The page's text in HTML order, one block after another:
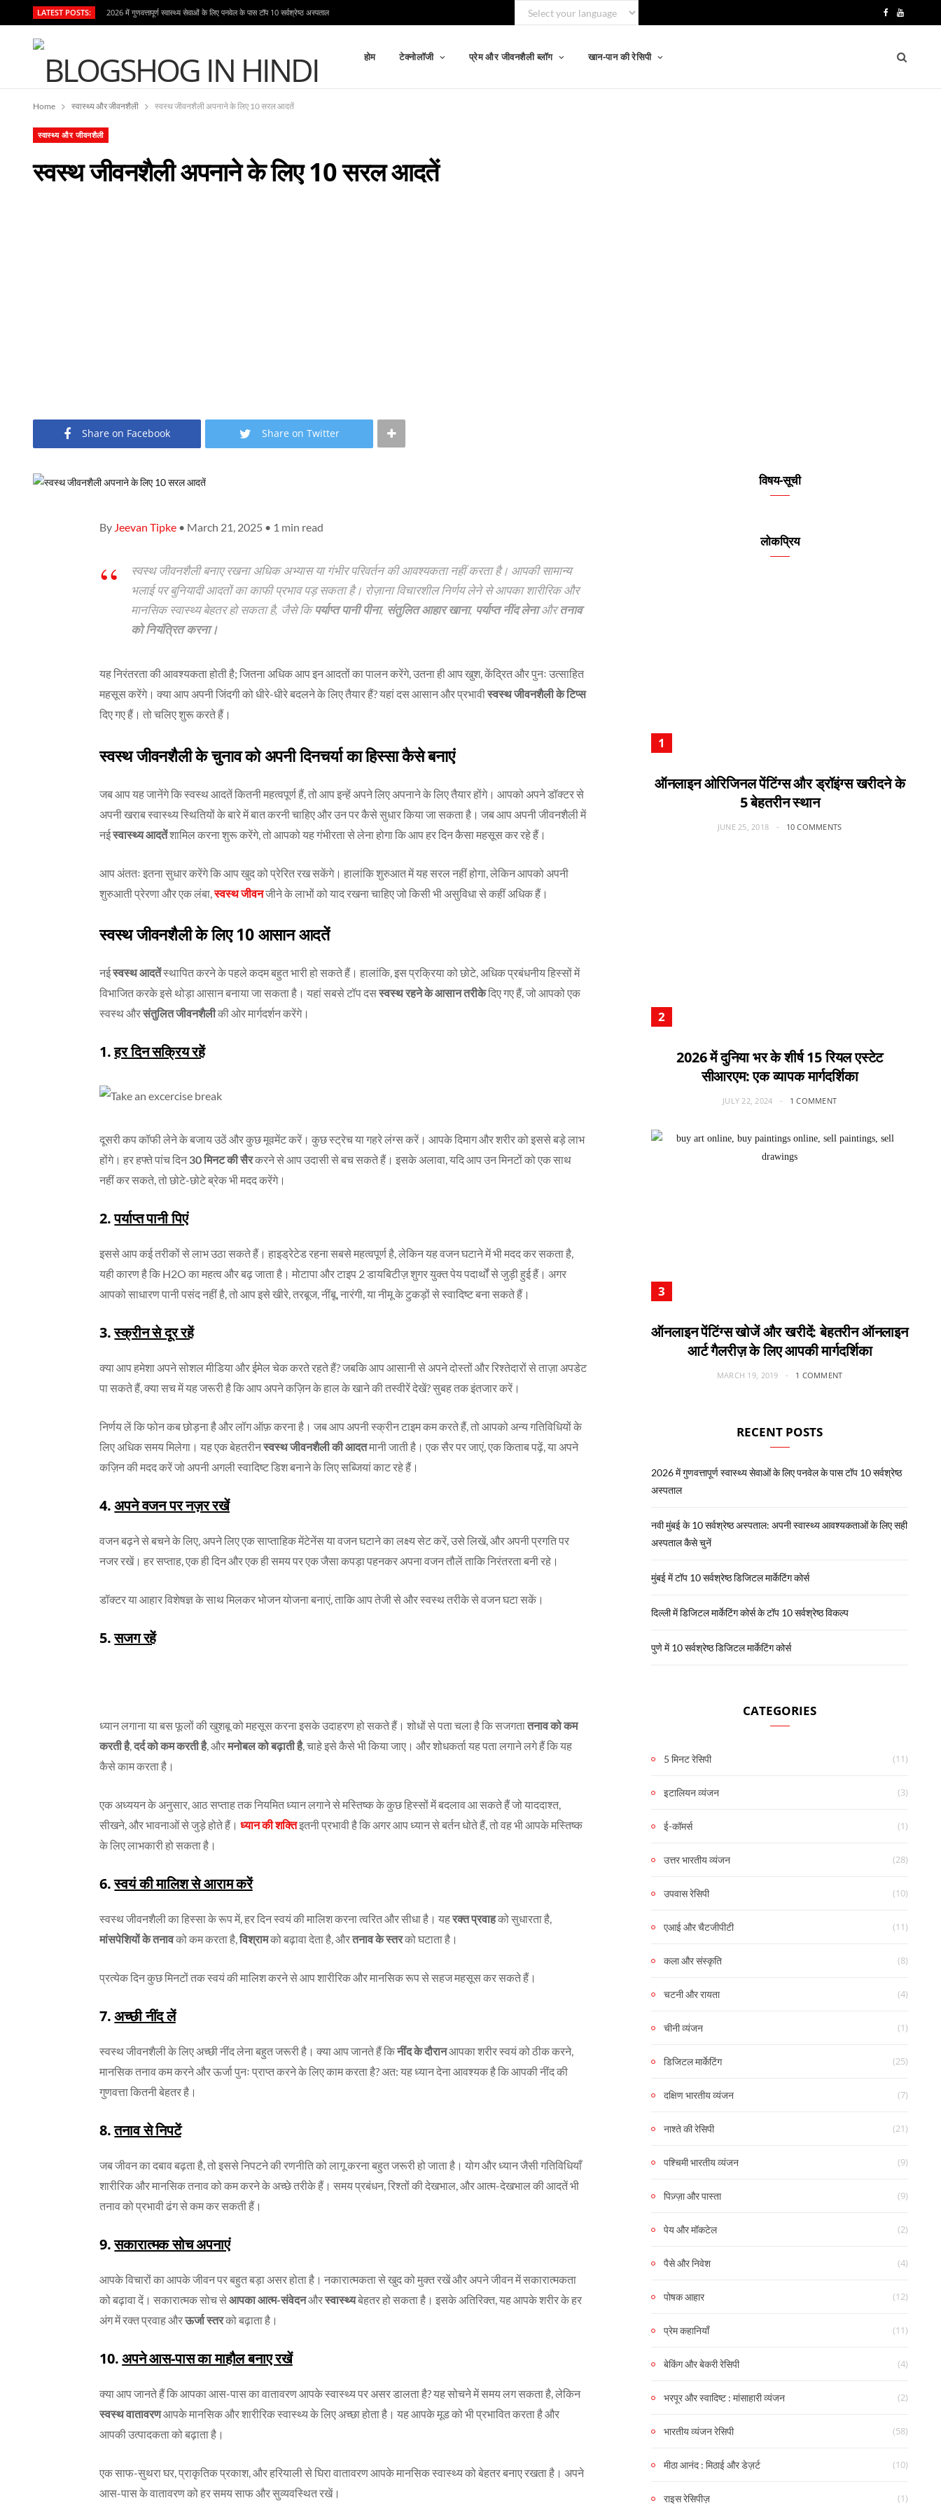
LATEST POSTS: 2026 में गुणवत्तापूर्ण स्वास्थ्य सेवाओं के लिए पनवेल के पास टॉप 10 सर्वश्रेष्ठ अस्पताल
e
Y
u
T
होम टेक्नोलॉजी प्रेम और जीवनशैली ब्लॉग खान-पान की रेसिपी
Home स्वास्थ्य और जीवनशैली स्वस्थ जीवनशैली अपनाने के लिए 10 सरल आदतें
स्वास्थ्य और जीवनशैली
स्वस्थ जीवनशैली अपनाने के लिए 10 सरल आदतें
Share on Facebook Share on Twitter
By Jeevan Tipke• March 21, 2025 • 1 min read
स्वस्थ जीवनशैली बनाए रखना अधिक अभ्यास या गंभीर परिवर्तन की आवश्यकता नहीं करता है। आपकी सामान्य
भलाई पर बुनियादी आदतों का काफी प्रभाव पड़ सकता है। रोज़ाना विचारशील निर्णय लेने से आपका शारीरिक और
मानसिक स्वास्थ्य बेहतर हो सकता है, जैसे किपर्याप्त पानी पीना, संतुलित आहार खाना, पर्याप्त नींद लेनाऔरतनाव
को नियंत्रित करना।
यह निरंतरता की आवश्यकता होती है; जितना अधिक आप इन आदतों का पालन करेंगे, उतना ही आप खुश, केंद्रित और पुनः उत्साहित
महसूस करेंगे। क्या आप अपनी जिंदगी को धीरे-धीरे बदलने के लिए तैयार हैं? यहां दस आसान और प्रभावीस्वस्थ जीवनशैली के टिप्स
दिए गए हैं। तो चलिए शुरू करते हैं।
स्वस्थ जीवनशैली के चुनाव को अपनी दिनचर्या का हिस्सा कैसे बनाएं
जब आप यह जानेंगे कि स्वस्थ आदतें कितनी महत्वपूर्ण हैं, तो आप इन्हें अपने लिए अपनाने के लिए तैयार होंगे। आपको अपने डॉक्टर से
अपनी खराब स्वास्थ्य स्थितियों के बारे में बात करनी चाहिए और उन पर कैसे सुधार किया जा सकता है। जब आप अपनी जीवनशैली में
नईस्वास्थ्य आदतेंशामिल करना शुरू करेंगे, तो आपको यह गंभीरता से लेना होगा कि आप हर दिन कैसा महसूस कर रहे हैं।
आप अंततः इतना सुधार करेंगे कि आप खुद को प्रेरित रख सकेंगे। हालांकि शुरुआत में यह सरल नहीं होगा, लेकिन आपको अपनी
शुरुआती प्रेरणा और एक लंबा,स्वस्थ जीवनजीने के लाभों को याद रखना चाहिए जो किसी भी असुविधा से कहीं अधिक हैं।
स्वस्थ जीवनशैली के लिए 10 आसान आदतें
नईस्वस्थ आदतेंस्थापित करने के पहले कदम बहुत भारी हो सकते हैं। हालांकि, इस प्रक्रिया को छोटे, अधिक प्रबंधनीय हिस्सों में
विभाजित करके इसे थोड़ा आसान बनाया जा सकता है। यहां सबसे टॉप दसस्वस्थ रहने के आसान तरीकेदिए गए हैं, जो आपको एक
स्वस्थ औरसंतुलित जीवनशैलीकी ओर मार्गदर्शन करेंगे।
1.हर दिन सक्रिय रहें
दूसरी कप कॉफी लेने के बजाय उठें और कुछ मूवमेंट करें। कुछ स्ट्रेच या गहरे लंग्स करें। आपके दिमाग और शरीर को इससे बड़े लाभ
होंगे। हर हफ्ते पांच दिन30 मिनट की सैरकरने से आप उदासी से बच सकते हैं। इसके अलावा, यदि आप उन मिनटों को एक साथ
नहीं कर सकते, तो छोटे-छोटे ब्रेक भी मदद करेंगे।
2.पर्याप्त पानी पिएं
इससे आप कई तरीकों से लाभ उठा सकते हैं। हाइड्रेटेड रहना सबसे महत्वपूर्ण है, लेकिन यह वजन घटाने में भी मदद कर सकता है,
यही कारण है कि H2O का महत्व और बढ़ जाता है। मोटापा और टाइप 2 डायबिटीज़ शुगर युक्त पेय पदार्थों से जुड़ी हुई हैं। अगर
आपको साधारण पानी पसंद नहीं है, तो आप इसे खीरे, तरबूज, नींबू, नारंगी, या नीमू के टुकड़ों से स्वादिष्ट बना सकते हैं।
3.स्क्रीन से दूर रहें
क्या आप हमेशा अपने सोशल मीडिया और ईमेल चेक करते रहते हैं? जबकि आप आसानी से अपने दोस्तों और रिश्तेदारों से ताज़ा अपडेट
पा सकते हैं, क्या सच में यह जरूरी है कि आप अपने कज़िन के हाल के खाने की तस्वीरें देखें? सुबह तक इंतजार करें।
निर्णय लें कि फोन कब छोड़ना है और लॉग ऑफ़ करना है। जब आप अपनी स्क्रीन टाइम कम करते हैं, तो आपको अन्य गतिविधियों के
लिए अधिक समय मिलेगा। यह एक बेहतरीनस्वस्थ जीवनशैली की आदतमानी जाती है। एक सैर पर जाएं, एक किताब पढ़ें, या अपने
कज़िन की मदद करें जो अपनी अगली स्वादिष्ट डिश बनाने के लिए सब्जियां काट रहे हैं।
4.अपने वजन पर नज़र रखें
वजन बढ़ने से बचने के लिए, अपने लिए एक साप्ताहिक मेंटेनेंस या वजन घटाने का लक्ष्य सेट करें, उसे लिखें, और अपनी प्रगति पर
नजर रखें। हर सप्ताह, एक ही दिन और एक ही समय पर एक जैसा कपड़ा पहनकर अपना वजन तौलें ताकि निरंतरता बनी रहे।
डॉक्टर या आहार विशेषज्ञ के साथ मिलकर भोजन योजना बनाएं, ताकि आप तेजी से और स्वस्थ तरीके से वजन घटा सकें।
5.सजग रहें
ध्यान लगाना या बस फूलों की खुशबू को महसूस करना इसके उदाहरण हो सकते हैं। शोधों से पता चला है कि सजगतातनाव को कम
करती है,दर्द को कम करती है, औरमनोबल को बढ़ाती है, चाहे इसे कैसे भी किया जाए। और शोधकर्ता यह पता लगाने लगे हैं कि यह
कैसे काम करता है।
एक अध्ययन के अनुसार, आठ सप्ताह तक नियमित ध्यान लगाने से मस्तिष्क के कुछ हिस्सों में बदलाव आ सकते हैं जो याददाश्त,
सीखने, और भावनाओं से जुड़े होते हैं। ध्यान की शक्तिइतनी प्रभावी है कि अगर आप ध्यान से बर्तन धोते हैं, तो वह भी आपके मस्तिष्क
के लिए लाभकारी हो सकता है।
6.स्वयं की मालिश से आराम करें
स्वस्थ जीवनशैली का हिस्सा के रूप में, हर दिन स्वयं की मालिश करना त्वरित और सीधा है। यहरक्त प्रवाहको सुधारता है,
मांसपेशियों के तनावको कम करता है,विश्रामको बढ़ावा देता है, औरतनाव के स्तरको घटाता है।
प्रत्येक दिन कुछ मिनटों तक स्वयं की मालिश करने से आप शारीरिक और मानसिक रूप से सहज महसूस कर सकते हैं।
7.अच्छी नींद लें
स्वस्थ जीवनशैली के लिए अच्छी नींद लेना बहुत जरूरी है। क्या आप जानते हैं किनींद के दौरानआपका शरीर स्वयं को ठीक करने,
मानसिक तनाव कम करने और ऊर्जा पुनः प्राप्त करने के लिए काम करता है? अत: यह ध्यान देना आवश्यक है कि आपकी नींद की
गुणवत्ता कितनी बेहतर है।
8.तनाव से निपटें
जब जीवन का दबाव बढ़ता है, तो इससे निपटने की रणनीति को लागू करना बहुत जरूरी हो जाता है। योग और ध्यान जैसी गतिविधियाँ
शारीरिक और मानसिक तनाव को कम करने के अच्छे तरीके हैं। समय प्रबंधन, रिश्तों की देखभाल, और आत्म-देखभाल की आदतें भी
तनाव को प्रभावी ढंग से कम कर सकती हैं।
9.सकारात्मक सोच अपनाएं
आपके विचारों का आपके जीवन पर बहुत बड़ा असर होता है। नकारात्मकता से खुद को मुक्त रखें और अपने जीवन में सकारात्मकता
को बढ़ावा दें। सकारात्मक सोच सेआपका आत्म-संवेदनऔरस्वास्थ्यबेहतर हो सकता है। इसके अतिरिक्त, यह आपके शरीर के हर
अंग में रक्त प्रवाह औरऊर्जा स्तरको बढ़ाता है।
10.अपने आस-पास का माहौल बनाए रखें
क्या आप जानते हैं कि आपका आस-पास का वातावरण आपके स्वास्थ्य पर असर डालता है? यह सोचने में समय लग सकता है, लेकिन
स्वस्थ वातावरणआपके मानसिक और शारीरिक स्वास्थ्य के लिए अच्छा होता है। यह आपके मूड को भी प्रभावित करता है और
आपकी उत्पादकता को बढ़ाता है।
एक साफ-सुथरा घर, प्राकृतिक प्रकाश, और हरियाली से घिरा वातावरण आपके मानसिक स्वास्थ्य को बेहतर बनाए रखता है। अपने
आस-पास के वातावरण को हर समय साफ और सुव्यवस्थित रखें।
विषय-सूची
लोकप्रिय
ऑनलाइन ओरिजिनल पेंटिंग्स और ड्रॉइंग्स खरीदने के
5 बेहतरीन स्थान
JUNE 25, 2018 10 COMMENTS
2026 में दुनिया भर के शीर्ष 15 रियल एस्टेट
सीआरएम: एक व्यापक मार्गदर्शिका
JULY 22, 2024 1 COMMENT
ऑनलाइन पेंटिंग्स खोजें और खरीदें: बेहतरीन ऑनलाइन
आर्ट गैलरीज़ के लिए आपकी मार्गदर्शिका
MARCH 19, 2019 1 COMMENT
RECENT POSTS
2026 में गुणवत्तापूर्ण स्वास्थ्य सेवाओं के लिए पनवेल के पास टॉप 10 सर्वश्रेष्ठ
अस्पताल
नवी मुंबई के 10 सर्वश्रेष्ठ अस्पताल: अपनी स्वास्थ्य आवश्यकताओं के लिए सही
अस्पताल कैसे चुनें
मुंबई में टॉप 10 सर्वश्रेष्ठ डिजिटल मार्केटिंग कोर्स
दिल्ली में डिजिटल मार्केटिंग कोर्स के टॉप 10 सर्वश्रेष्ठ विकल्प
पुणे में 10 सर्वश्रेष्ठ डिजिटल मार्केटिंग कोर्स
CATEGORIES
5 मिनट रेसिपी (11)
इटालियन व्यंजन (3)
ई-कॉमर्स (1)
उत्तर भारतीय व्यंजन (28)
उपवास रेसिपी (10)
एआई और चैटजीपीटी (11)
कला और संस्कृति (8)
चटनी और रायता (4)
चीनी व्यंजन (1)
डिजिटल मार्केटिंग (25)
दक्षिण भारतीय व्यंजन (7)
नाश्ते की रेसिपी (21)
पश्चिमी भारतीय व्यंजन (9)
पिज़्ज़ा और पास्ता (9)
पेय और मॉकटेल (2)
पैसे और निवेश (4)
पोषक आहार (12)
प्रेम कहानियाँ (11)
बेकिंग और बेकरी रेसिपी (4)
भरपूर और स्वादिष्ट : मांसाहारी व्यंजन (2)
भारतीय व्यंजन रेसिपी (58)
मीठा आनंद : मिठाई और डेज़र्ट (10)
राइस रेसिपीज़ (1)